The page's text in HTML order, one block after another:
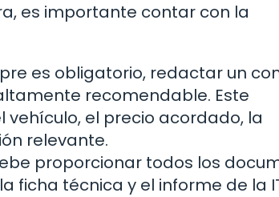
es importante contar con la
es obligatorio, redactar un
recomendable. Este
el precio acordado, la
relevante.
proporcionar todos los
ficha técnica y el informe de la